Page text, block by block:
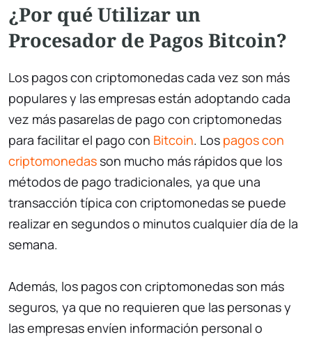
¿Por qué Utilizar un
Procesador de Pagos Bitcoin?
Los pagos con criptomonedas cada vez son más
populares y las empresas están adoptando cada
vez más pasarelas de pago con criptomonedas
para facilitar el pago con Bitcoin. Los pagos con
criptomonedas son mucho más rápidos que los
métodos de pago tradicionales, ya que una
transacción típica con criptomonedas se puede
realizar en segundos o minutos cualquier día de la
semana.
Además, los pagos con criptomonedas son más
seguros, ya que no requieren que las personas y
las empresas envíen información personal o